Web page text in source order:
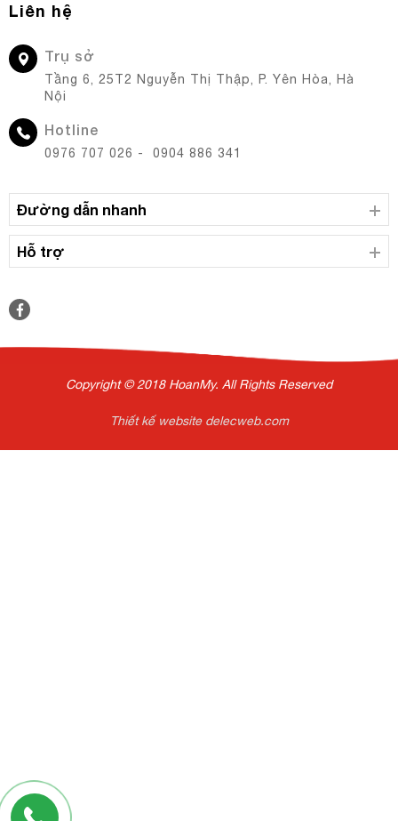
Liên hệ
Trụ sở
Tầng 6, 25T2 Nguyễn Thị Thập, P. Yên Hòa, Hà
Nội
Hotline
0976 707 026 - 0904 886 341
Đường dẫn nhanh
Hỗ trợ
Copyright © 2018 HoanMy. All Rights Reserved
Thiết kế website delecweb.com